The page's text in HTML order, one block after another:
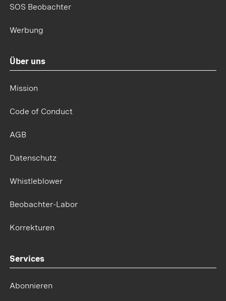
SOS Beobachter
Werbung
Über uns
Mission
Code of Conduct
AGB
Datenschutz
Whistleblower
Beobachter-Labor
Korrekturen
Services
Abonnieren